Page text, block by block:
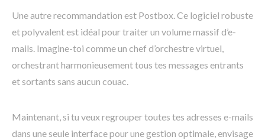
Une autre recommandation est Postbox. Ce logiciel robuste
et polyvalent est idéal pour traiter un volume massif d’e-
mails. Imagine-toi comme un chef d’orchestre virtuel,
orchestrant harmonieusement tous tes messages entrants
et sortants sans aucun couac.
Maintenant, si tu veux regrouper toutes tes adresses e-mails
dans une seule interface pour une gestion optimale, envisage